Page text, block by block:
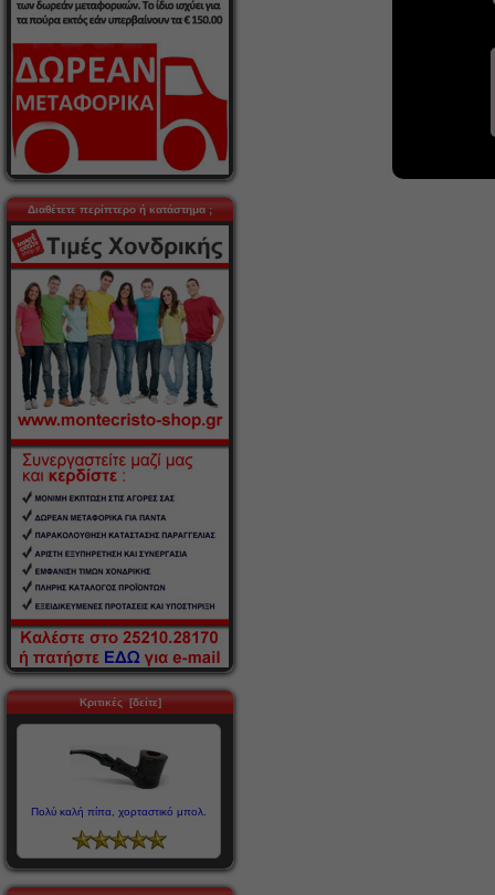
Διαθέτετε περίπτερο ή κατάστημα ;
Κριτικές [δείτε]
Πολύ καλή πίπα, χορταστικό μπολ.